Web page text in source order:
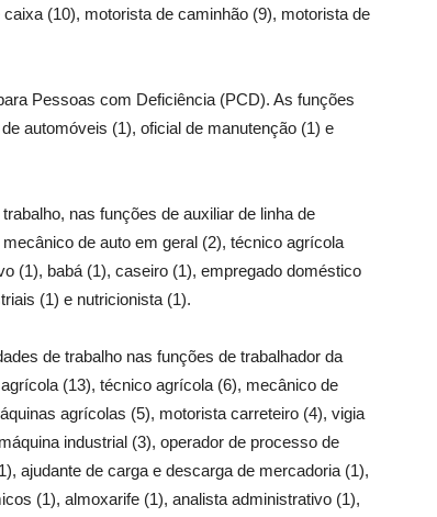
(10), motorista de caminhão (9), motorista de
Pessoas com Deficiência (PCD). As funções
automóveis (1), oficial de manutenção (1) e
nas funções de auxiliar de linha de
de auto em geral (2), técnico agrícola
(1), babá (1), caseiro (1), empregado doméstico
(1) e nutricionista (1).
de trabalho nas funções de trabalhador da
(13), técnico agrícola (6), mecânico de
agrícolas (5), motorista carreteiro (4), vigia
industrial (3), operador de processo de
ajudante de carga e descarga de mercadoria (1),
(1), almoxarife (1), analista administrativo (1),